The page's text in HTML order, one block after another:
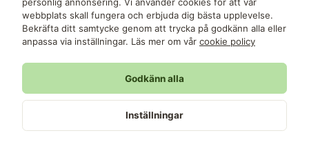
Turiform
Tilde Satin Blommor Multi
Bäddset Enkeltäcke 150x210
Material
Bäddset Dubbeltäcke 230x220
Turiform
230x220 cm
Lagerstatus
webbplats skall fungera och erbjuda dig bästa upplevelse.
Bekräfta ditt samtycke genom att trycka på godkänn alla eller
anpassa via inställningar. Läs mer om vår cookie policy
Godkänn alla
Inställningar